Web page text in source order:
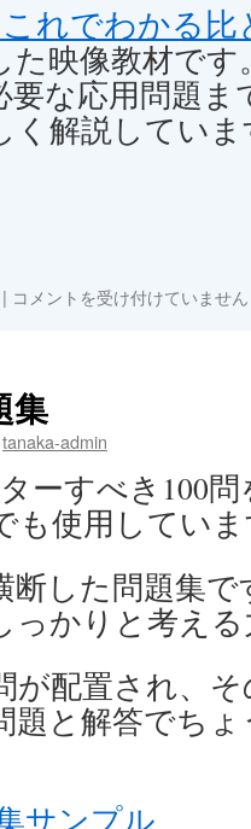
でわかる比
た映像教材です
な応用問題ま
く解説していま
| 中
「こ
れ
で
か
る
シ
ー
ズ」
の
案
内
は
コメントを受け付けていません
集
tanaka-admin
ーすべき100
も使用してい
断した問題集
っかりと考え
が配置され、
題と解答でち
サンプル